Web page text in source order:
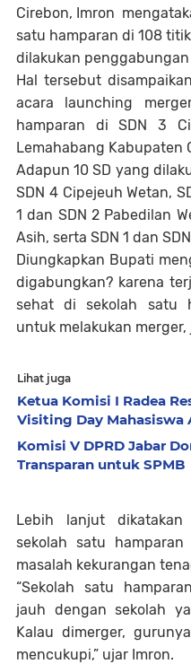
Cirebon, Imron
satu hamparan di 108
dilakukan penggabungan
Hal tersebut
acara launching
hamparan di SDN 3
Lemahabang Kabupaten
Adapun 10 SD yang
SDN 4 Cipejeuh Wetan,
1 dan SDN 2 Pabedilan
Asih, serta SDN 1 dan
Diungkapkan Bupati
digabungkan? karena
sehat di sekolah satu
untuk melakukan merger,
Lihat juga
Ketua Komisi I Radea
Visiting Day
Komisi V DPRD Jabar
Transparan untuk SPMB
Lebih lanjut
sekolah satu
masalah kekurangan
“Sekolah satu
jauh dengan sekolah
Kalau dimerger,
mencukupi,” ujar Imron.